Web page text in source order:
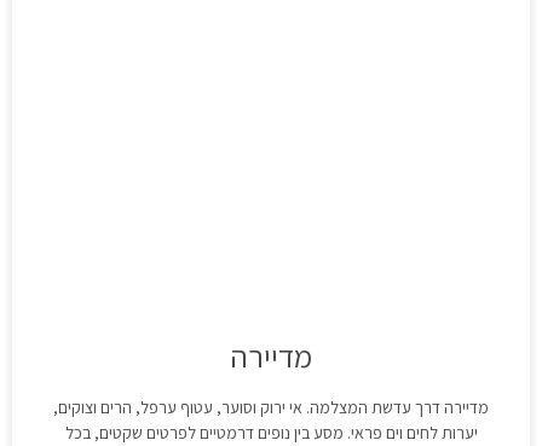
מדיירה
מדיירה דרך עדשת המצלמה. אי ירוק וסוער, עטוף ערפל, הרים וצוקים,
יערות לחים וים פראי. מסע בין נופים דרמטיים לפרטים שקטים, בכל